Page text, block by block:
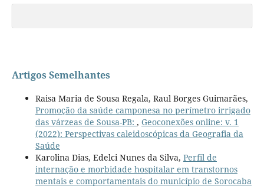
Artigos Semelhantes
Raisa Maria de Sousa Regala, Raul Borges Guimarães,
Promoção da saúde camponesa no perímetro irrigado
das várzeas de Sousa-PB: , Geoconexões online: v. 1
(2022): Perspectivas caleidoscópicas da Geografia da
Saúde
Karolina Dias, Edelci Nunes da Silva, Perfil de
internação e morbidade hospitalar em transtornos
mentais e comportamentais do município de Sorocaba